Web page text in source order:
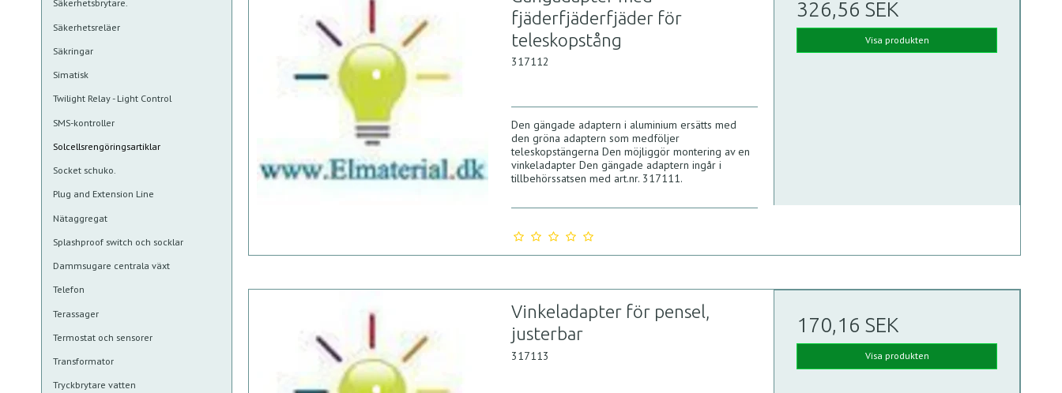
Säkerhetsbrytare.
Säkerhetsreläer
Säkringar
Simatisk
Twilight Relay - Light Control
SMS-kontroller
Solcellsrengöringsartiklar
Socket schuko.
Plug and Extension Line
Nätaggregat
Splashproof switch och socklar
Dammsugare centrala växt
Telefon
Terassager
Termostat och sensorer
Transformator
Tryckbrytare vatten
fjäderfjäderfjäder för
teleskopstång
317112
Den gängade adaptern i aluminium ersätts med
den gröna adaptern som medföljer
teleskopstängerna Den möjliggör montering av en
vinkeladapter Den gängade adaptern ingår i
tillbehörssatsen med art.nr. 317111.
326,56 SEK
Visa produkten
Vinkeladapter för pensel,
justerbar
317113
170,16 SEK
Visa produkten